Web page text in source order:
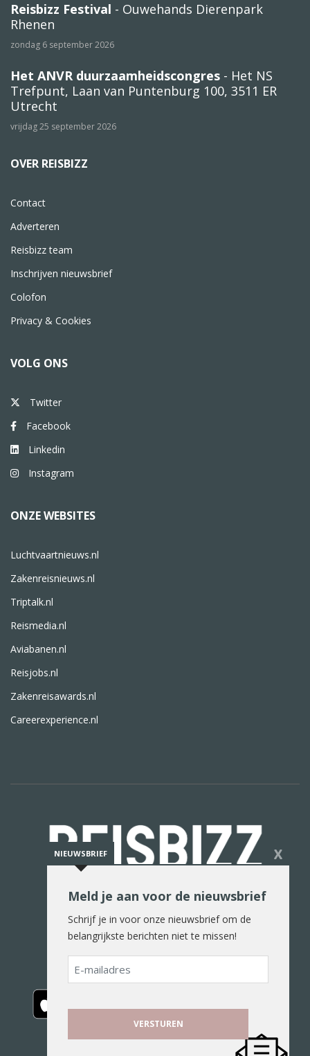
Reisbizz Festival - Ouwehands Dierenpark
Rhenen
zondag 6 september 2026
Het ANVR duurzaamheidscongres - Het NS
Trefpunt, Laan van Puntenburg 100, 3511 ER
Utrecht
vrijdag 25 september 2026
OVER REISBIZZ
Contact
Adverteren
Reisbizz team
Inschrijven nieuwsbrief
Colofon
Privacy & Cookies
VOLG ONS
Twitter
Facebook
Linkedin
Instagram
ONZE WEBSITES
Luchtvaartnieuws.nl
Zakenreisnieuws.nl
Triptalk.nl
Reismedia.nl
Aviabanen.nl
Reisjobs.nl
Zakenreisawards.nl
Careerexperience.nl
De reiswereld in woord en beeld
NIEUWSBRIEF X
Meld je aan voor de nieuwsbrief
Schrijf je in voor onze nieuwsbrief om de
belangrijkste berichten niet te missen!
E-
mailadres